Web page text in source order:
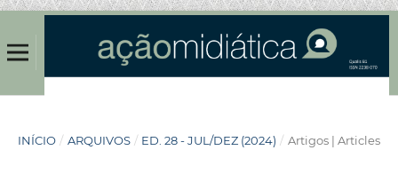
INÍCIO / ARQUIVOS / ED. 28 - JUL/DEZ (2024) / Artigos | Articles